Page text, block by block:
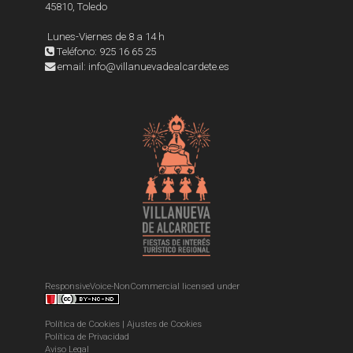
45810, Toledo
Lunes-Viernes de 8 a 14 h
Teléfono: 925 16 65 25
email: info@villanuevadealcardete.es
ResponsiveVoice-NonCommercial licensed under
Política de Cookies| Ajustes de Cookies
Política de Privacidad
Aviso Legal